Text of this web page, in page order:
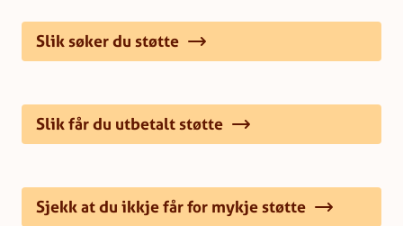
Slik søker du støtte
Slik får du utbetalt støtte
Sjekk at du ikkje får for mykje støtte